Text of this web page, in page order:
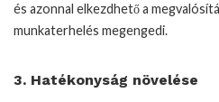
és azonnal elkezdhető a
munkaterhelés megengedi.
3. Hatékonyság növelése